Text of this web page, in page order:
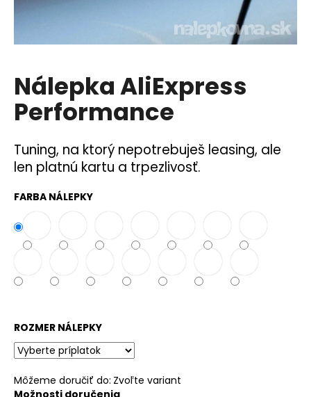
Nálepka AliExpress
Performance
Tuning, na ktorý nepotrebuješ leasing, ale
len platnú kartu a trpezlivosť.
FARBA NÁLEPKY
ROZMER NÁLEPKY
Môžeme doručiť do: Zvoľte variant
Možnosti doručenia
á
ť
?
HĽADAŤ
O
d
p
o
r
a
m
e